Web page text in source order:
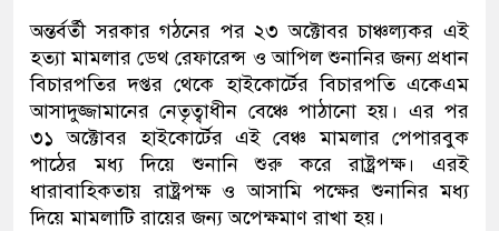
অন্তর্বর্তী সরকার গঠনের পর ২৩ অক্টোবর চাঞ্চল্যকর এই
হত্যা মামলার ডেথ রেফারেন্স ও আপিল শুনানির জন্য প্রধান
বিচারপতির দপ্তর থেকে হাইকোর্টের বিচারপতি একেএম
আসাদুজ্জামানের নেতৃত্বাধীন বেঞ্চে পাঠানো হয়। এর পর
৩১ অক্টোবর হাইকোর্টের এই বেঞ্চ মামলার পেপারবুক
পাঠের মধ্য দিয়ে শুনানি শুরু করে রাষ্ট্রপক্ষ। এরই
ধারাবাহিকতায় রাষ্ট্রপক্ষ ও আসামি পক্ষের শুনানির মধ্য
দিয়ে মামলাটি রায়ের জন্য অপেক্ষমাণ রাখা হয়।